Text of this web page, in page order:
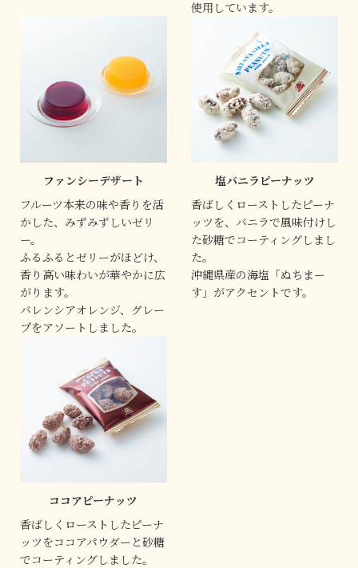
使用しています。
ファンシーデザート
フルーツ本来の味や香りを活
かした、みずみずしいゼリ
ー。
ふるふるとゼリーがほどけ、
香り高い味わいが華やかに広
がります。
バレンシアオレンジ、グレー
プをアソートしました。
塩バニラピーナッツ
香ばしくローストしたピーナ
ッツを、バニラで風味付けし
た砂糖でコーティングしまし
た。
沖縄県産の海塩「ぬちまー
す」がアクセントです。
ココアピーナッツ
香ばしくローストしたピーナ
ッツをココアパウダーと砂糖
でコーティングしました。